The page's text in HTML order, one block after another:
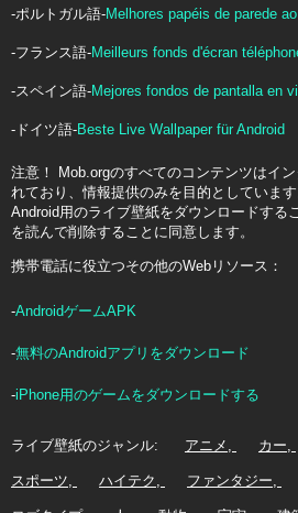
-ポルトガル語-Melhores papéis de parede
-フランス語-Meilleurs fonds d'écran
-スペイン語-Mejores fondos de pantalla en
-ドイツ語-Beste Live Wallpaper für Android
注意！ Mob.orgのすべてのコンテンツはイ
れており、情報提供のみを目的としていま
Android用のライブ壁紙をダウンロードする
を読んで削除することに同意します。
携帯電話に役立つその他のWebリソース：
-AndroidゲームAPK
-無料のAndroidアプリをダウンロード
-iPhone用のゲームをダウンロードする
ライブ壁紙のジャンル: アニメ カー
スポーツ ハイテク ファンタジー